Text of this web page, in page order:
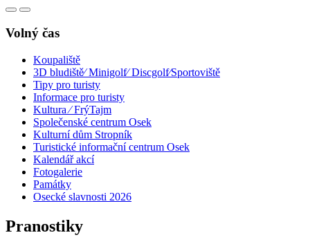
Volný čas
Koupaliště
3D bludiště⁄ Minigolf⁄ Discgolf⁄Sportoviště
Tipy pro turisty
Informace pro turisty
Kultura ⁄ FrýTajm
Společenské centrum Osek
Kulturní dům Stropník
Turistické informační centrum Osek
Kalendář akcí
Fotogalerie
Památky
Osecké slavnosti 2026
Pranostiky